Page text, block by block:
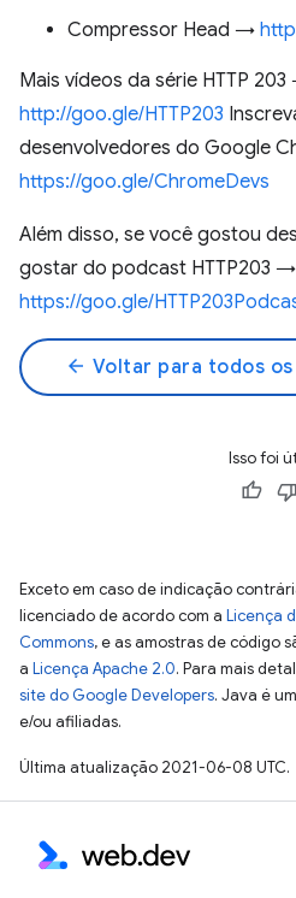
Compressor Head →
Mais vídeos da série HTTP
http://goo.gle/HTTP203
desenvolvedores do Google
https://goo.gle/ChromeDevs
Além disso, se você gostou
gostar do podcast HTTP203 →
https://goo.gle/
arrow_back Voltar para todos
Isso foi
Exceto em caso de indicação
licenciado de acordo com a Licença
Commons, e as amostras de código
a Licença Apache 2.0. Para mais
site do Google Developers. Java é
e/ou afiliadas.
Última atualização 2021-06-08 UTC.